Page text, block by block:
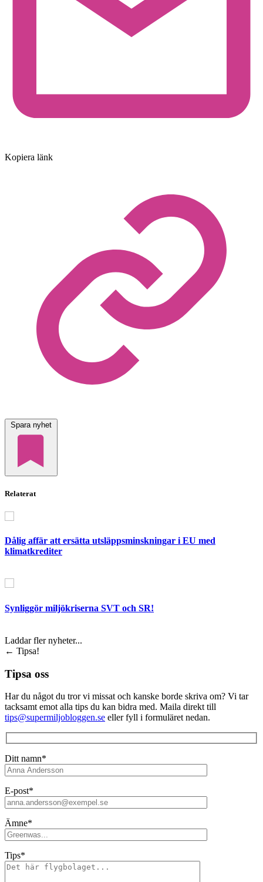
Kopiera länk
Spara nyhet
Relaterat
Dålig affär att ersätta utsläppsminskningar i EU med
klimatkrediter
Synliggör miljökriserna SVT och SR!
Laddar fler nyheter...
← Tipsa!
Tipsa oss
Har du något du tror vi missat och kanske borde skriva om? Vi tar
tacksamt emot alla tips du kan bidra med. Maila direkt till
tips@supermiljobloggen.se eller fyll i formuläret nedan.
Ditt namn*
E-post*
Ämne*
Tips*